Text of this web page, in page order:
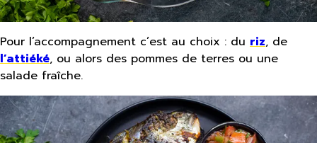
Pour l’accompagnement c’est au choix : du riz, de
l’attiéké, ou alors des pommes de terres ou une
salade fraîche.